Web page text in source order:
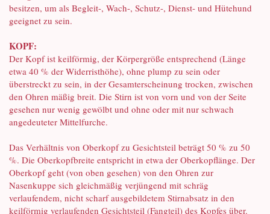
besitzen, um als Begleit-, Wach-, Schutz-, Dienst- und Hütehund
geeignet zu sein.
KOPF:
Der Kopf ist keilförmig, der Körpergröße entsprechend (Länge
etwa 40 % der Widerristhöhe), ohne plump zu sein oder
überstreckt zu sein, in der Gesamterscheinung trocken, zwischen
den Ohren mäßig breit. Die Stirn ist von vorn und von der Seite
gesehen nur wenig gewölbt und ohne oder mit nur schwach
angedeuteter Mittelfurche.
Das Verhältnis von Oberkopf zu Gesichtsteil beträgt 50 % zu 50
%. Die Oberkopfbreite entspricht in etwa der Oberkopflänge. Der
Oberkopf geht (von oben gesehen) von den Ohren zur
Nasenkuppe sich gleichmäßig verjüngend mit schräg
verlaufendem, nicht scharf ausgebildetem Stirnabsatz in den
keilförmig verlaufenden Gesichtsteil (Fangteil) des Kopfes über.